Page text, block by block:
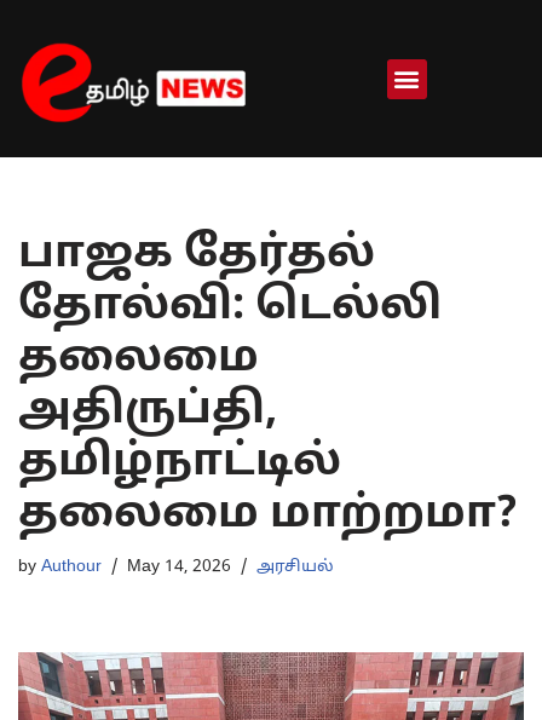
Skip
to
content
பாஜக தேர்தல்
தோல்வி: டெல்லி
தலைமை
அதிருப்தி,
தமிழ்நாட்டில்
தலைமை மாற்றமா?
by Authour May 14, 2026 அரசியல்